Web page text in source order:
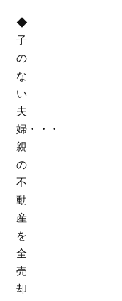
◆
子
の
な
い
夫
婦・・・
親
の
不
動
産
を
全
売
却